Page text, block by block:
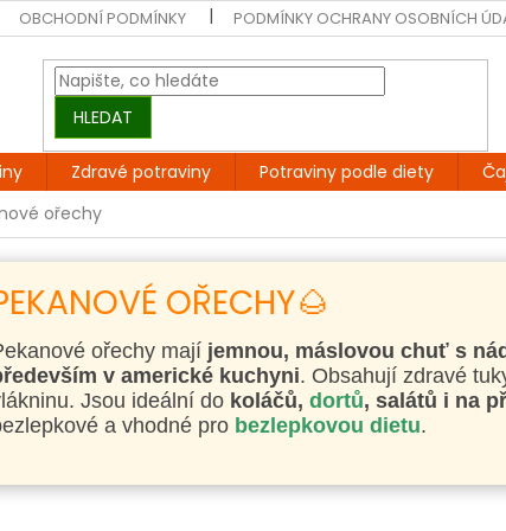
OBCHODNÍ PODMÍNKY PODMÍNKY OCHRANY OSOBNÍCH
HLEDAT
Zdravé potraviny Potraviny podle diety
ořechy
OŘECHY🌰
ořechy mají jemnou, máslovou chuť s
v americké kuchyni. Obsahují zdravé
Jsou ideální do koláčů, dortů, salátů i na
a vhodné probezlepkovou dietu.